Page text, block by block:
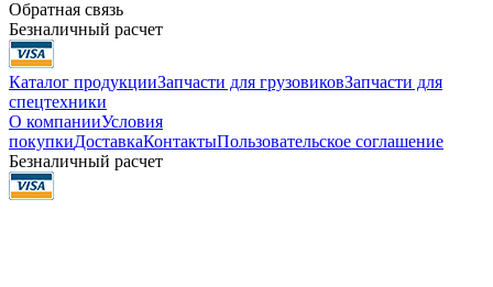
Обратная связь
Безналичный расчет
Каталог продукцииЗапчасти для грузовиковЗапчасти для
спецтехники
О компанииУсловия
покупкиДоставкаКонтактыПользовательское соглашение
Безналичный расчет